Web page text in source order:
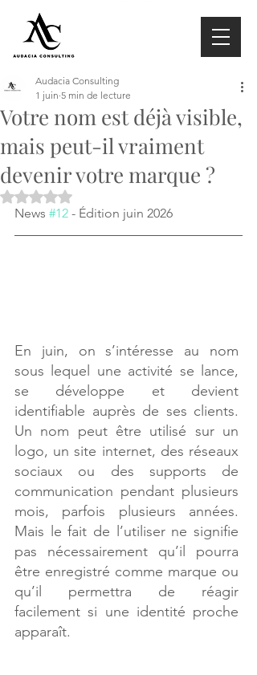
Votre nom est déjà visible,
mais peut-il vraiment
devenir votre marque ?
Audacia Consulting
1 juin 5 min de lecture
Noté NaN étoiles sur 5.
News #12 - Édition juin 2026
En juin, on s’intéresse au nom
sous lequel une activité se lance,
se développe et devient
identifiable auprès de ses clients.
Un nom peut être utilisé sur un
logo, un site internet, des réseaux
sociaux ou des supports de
communication pendant plusieurs
mois, parfois plusieurs années.
Mais le fait de l’utiliser ne signifie
pas nécessairement qu’il pourra
être enregistré comme marque ou
qu’il permettra de réagir
facilement si une identité proche
apparaît.